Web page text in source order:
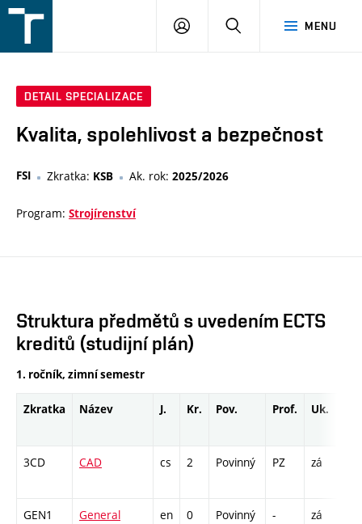
v
MENU
PŘIHLÁŠENÍ
DETAIL SPECIALIZACE
Kvalita, spolehlivost a bezpečnost
FSI Zkratka: KSB Ak. rok: 2025/2026
Program: Strojírenství
Struktura předmětů s uvedením ECTS
kreditů (studijní plán)
1. ročník, zimní semestr
Zkratka Název J. Kr. Pov. Prof. Uk.
3CD CAD cs 2 Povinný PZ zá
GEN1
General
en 0 Povinný - zá